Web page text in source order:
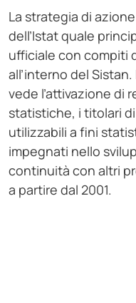
La strategia di
dell’Istat quale
ufficiale con compiti
all’interno del
vede l’attivazione di
statistiche, i titolari
utilizzabili a fini
impegnati nello
continuità con altri
a partire dal 2001.